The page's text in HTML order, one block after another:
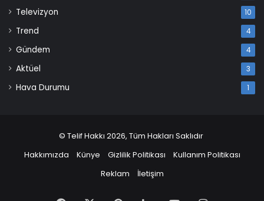
Televizyon 10
Trend 4
Gündem 4
Aktüel 3
Hava Durumu 1
© Telif Hakkı 2026, Tüm Hakları Saklıdır
Hakkımızda
Künye Gizlilik Politikası
Kullanım Politikası
Reklam
İletişim